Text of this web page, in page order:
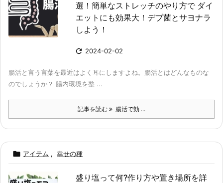
選！簡単なストレッチのやり方で ダイ
エットにも効果大！デブ菌とサヨナラ
しよう！
 2024-02-02
腸活と言う言葉を最近はよく耳にしますよね。腸活とはどんなものな
のでしょうか？ 腸内環境を整 ...
記事を読む 腸活で効 ...
 アイテム , 幸せの種
盛り塩って何?作り方や置き場所を詳